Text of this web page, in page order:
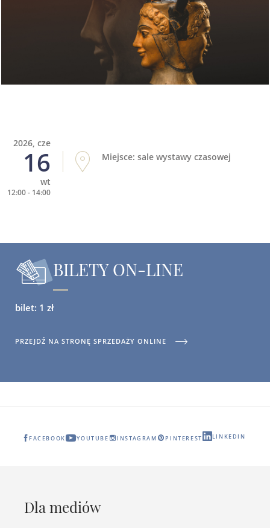
2026, cze
16
wt
12:00 - 14:00
Miejsce: sale wystawy czasowej
BILETY ON-LINE
bilet: 1 zł
PRZEJDŹ NA STRONĘ SPRZEDAŻY ONLINE
FACEBOOK YOUTUBE INSTAGRAM PINTEREST LINKEDIN
Dla mediów